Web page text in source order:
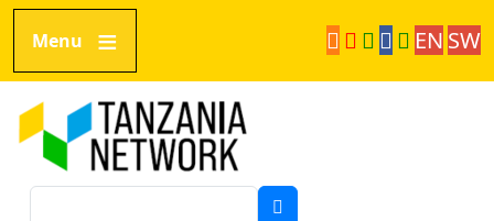
Direkt zum Inhalt
Menu
EN SW